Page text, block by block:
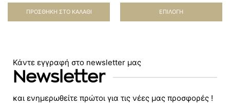
ΠΡΟΣΘΉΚΗ ΣΤΟ ΚΑΛΆΘΙ ΕΠΙΛΟΓΉ
Κάντε εγγραφή στο newsletter μας
Newsletter
και ενημερωθείτε πρώτοι για τις νέες μας προσφορές !